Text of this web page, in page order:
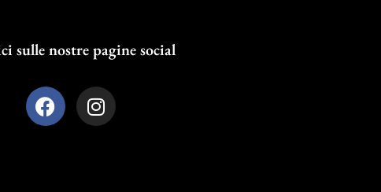
sulle nostre pagine social
F
a
I
n